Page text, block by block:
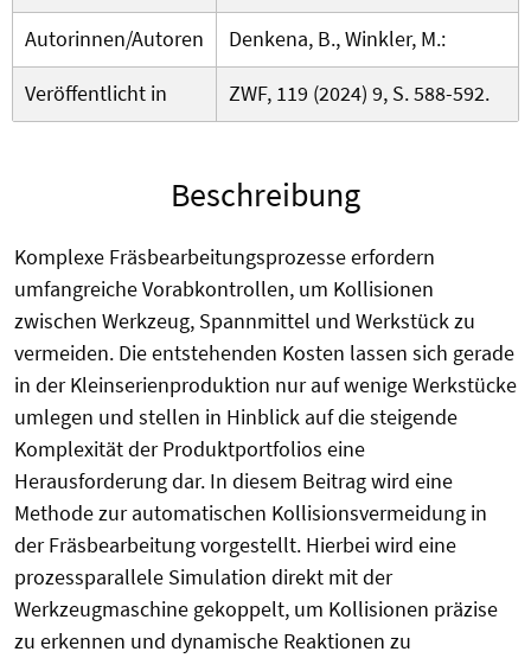
Autorinnen/Autoren
Denkena, B., Winkler, M.:
Veröffentlicht in
ZWF, 119 (2024) 9, S. 588-592.
Beschreibung
Komplexe Fräsbearbeitungsprozesse erfordern
umfangreiche Vorabkontrollen, um Kollisionen
zwischen Werkzeug, Spannmittel und Werkstück zu
vermeiden. Die entstehenden Kosten lassen sich gerade
in der Kleinserienproduktion nur auf wenige Werkstücke
umlegen und stellen in Hinblick auf die steigende
Komplexität der Produktportfolios eine
Herausforderung dar. In diesem Beitrag wird eine
Methode zur automatischen Kollisionsvermeidung in
der Fräsbearbeitung vorgestellt. Hierbei wird eine
prozessparallele Simulation direkt mit der
Werkzeugmaschine gekoppelt, um Kollisionen präzise
zu erkennen und dynamische Reaktionen zu